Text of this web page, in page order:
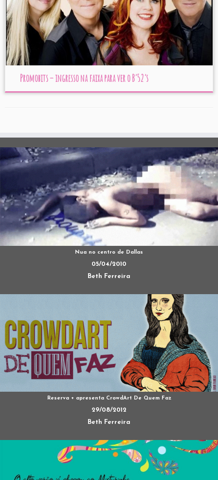
Promobits – ingresso na faixa para ver o B’52’s
Nua no centro de Dallas
05/04/2010
Beth Ferreira
Reserva + apresenta CrowdArt De Quem Faz
29/08/2012
Beth Ferreira